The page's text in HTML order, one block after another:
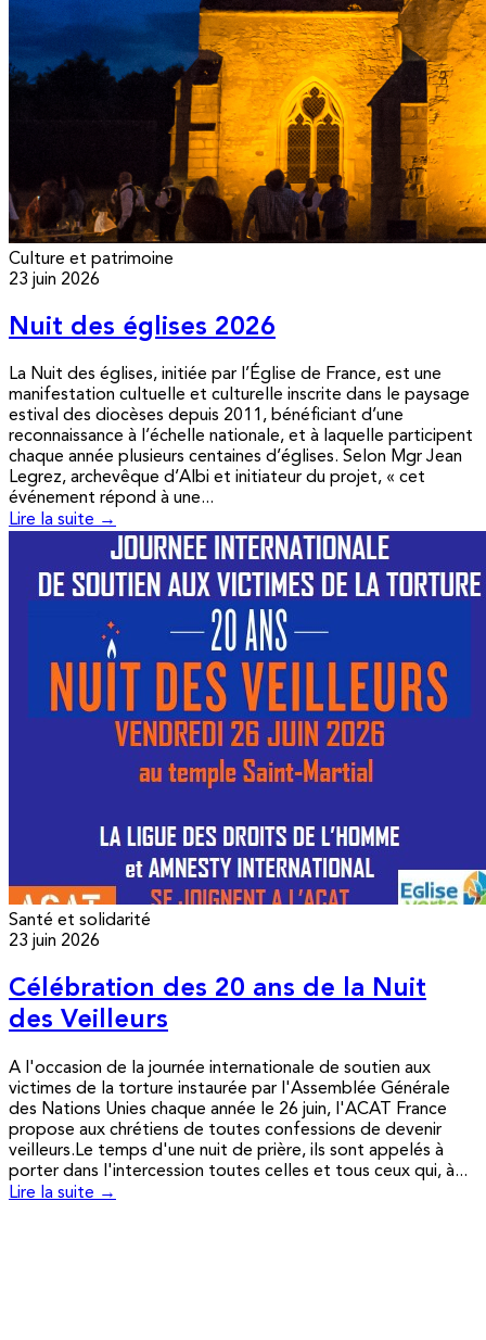
Culture et patrimoine
23 juin 2026
Nuit des églises 2026
La Nuit des églises, initiée par l’Église de France, est une
manifestation cultuelle et culturelle inscrite dans le paysage
estival des diocèses depuis 2011, bénéficiant d’une
reconnaissance à l’échelle nationale, et à laquelle participent
chaque année plusieurs centaines d’églises. Selon Mgr Jean
Legrez, archevêque d’Albi et initiateur du projet, « cet
événement répond à une...
Lire la suite →
Santé et solidarité
23 juin 2026
Célébration des 20 ans de la Nuit
des Veilleurs
A l'occasion de la journée internationale de soutien aux
victimes de la torture instaurée par l'Assemblée Générale
des Nations Unies chaque année le 26 juin, l'ACAT France
propose aux chrétiens de toutes confessions de devenir
veilleurs.Le temps d'une nuit de prière, ils sont appelés à
porter dans l'intercession toutes celles et tous ceux qui, à...
Lire la suite →